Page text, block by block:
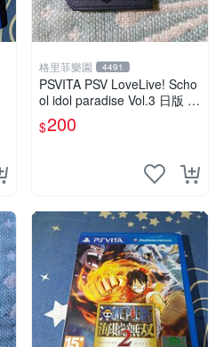
格里菲樂園 4491
PSVITA PSV LoveLive! Scho
ol idol paradise Vol.3 日版 裸
卡
$200